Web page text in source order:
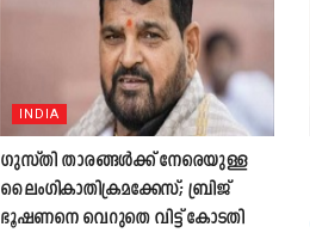
INDIA
ഗുസ്തി താരങ്ങൾക്ക് നേരെയുള്ള
ലൈംഗികാതിക്രമക്കേസ്; ബ്രിജ്
ഭൂഷണനെ വെറുതെ വിട്ട് കോടതി